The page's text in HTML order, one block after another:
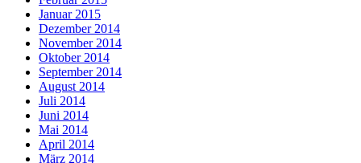
Januar 2015
Dezember 2014
November 2014
Oktober 2014
September 2014
August 2014
Juli 2014
Juni 2014
Mai 2014
April 2014
März 2014